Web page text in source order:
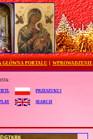
GŁÓWNA PORTALU WPROWADZENIE
przeszukuj
search